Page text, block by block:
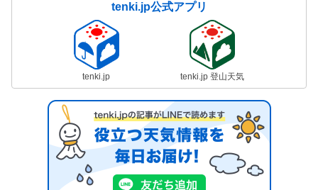
tenki.jp公式アプリ
tenki.jp tenki.jp 登山天気